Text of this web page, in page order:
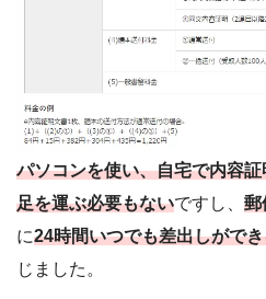
パソコンを使い、自宅で内容
足を運ぶ必要もないですし、 郵
に24時間いつでも差出しがで
じました。